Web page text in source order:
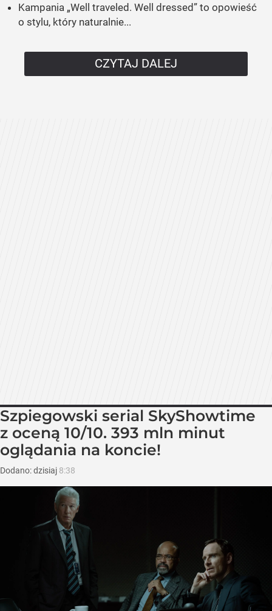
Kampania „Well traveled. Well dressed” to opowieść
o stylu, który naturalnie...
CZYTAJ DALEJ
Szpiegowski serial SkyShowtime
z oceną 10/10. 393 mln minut
oglądania na koncie!
Dodano:dzisiaj 8:38